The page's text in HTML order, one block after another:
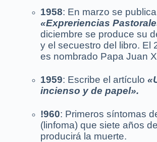
1958: En marzo se publica
«Expreriencias
diciembre se produce su
y el secuestro del libro. El
es nombrado Papa Juan
1959: Escribe el artículo
incienso y de papel».
!960: Primeros síntomas
(linfoma) que siete años
producirá la muerte.